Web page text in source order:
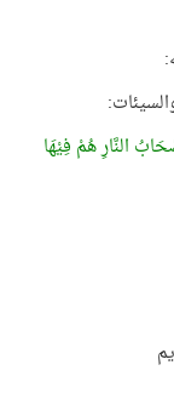
النَّارِ هُمْ فِيْهَا